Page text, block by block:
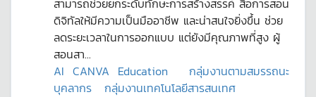
สามารถช่วยยกระดับทักษะการสร้างสรรค์ สื่อการสอน
ดิจิทัลให้มีความเป็นมืออาชีพ และน่าสนใจยิ่งขึ้น ช่วย
ลดระยะเวลาในการออกแบบ แต่ยังมีคุณภาพที่สูง ผู้
สอนสา...
AI CANVA Education
กลุ่มงานตามสมรรถนะ
บุคลากร
กลุ่มงานเทคโนโลยีสารสนเทศ